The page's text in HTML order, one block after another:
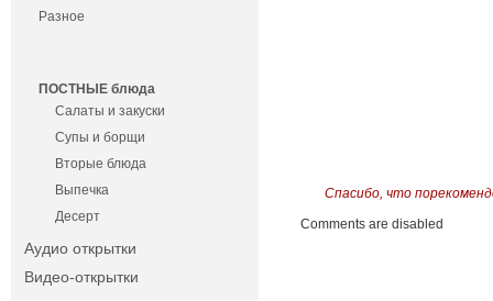
Разное
ПОСТНЫЕ блюда
Салаты и закуски
Супы и борщи
Вторые блюда
Выпечка
Десерт
Аудио открытки
Видео-открытки
Спасибо, что
Comments are disabled